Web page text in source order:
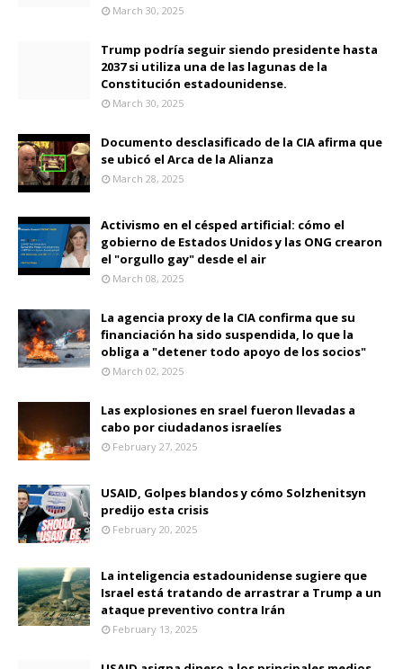
March 30, 2025
Trump podría seguir siendo presidente hasta
2037 si utiliza una de las lagunas de la
Constitución estadounidense.
March 30, 2025
Documento desclasificado de la CIA afirma que
se ubicó el Arca de la Alianza
March 28, 2025
Activismo en el césped artificial: cómo el
gobierno de Estados Unidos y las ONG crearon
el "orgullo gay" desde el air
March 08, 2025
La agencia proxy de la CIA confirma que su
financiación ha sido suspendida, lo que la
obliga a "detener todo apoyo de los socios"
March 02, 2025
Las explosiones en srael fueron llevadas a
cabo por ciudadanos israelíes
February 27, 2025
USAID, Golpes blandos y cómo Solzhenitsyn
predijo esta crisis
February 20, 2025
La inteligencia estadounidense sugiere que
Israel está tratando de arrastrar a Trump a un
ataque preventivo contra Irán
February 13, 2025